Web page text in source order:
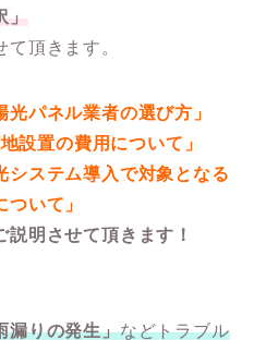
」
て頂きます。
光パネル業者の選び方」
設置の費用について」
システム導入で対象となる
ついて」
説明させて頂きます！
漏りの発生」などトラブル